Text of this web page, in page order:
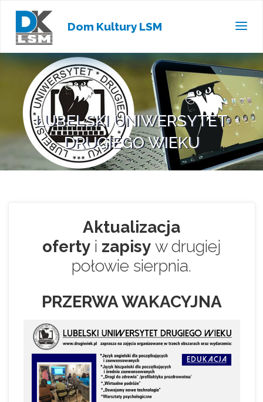
Dom Kultury LSM
LUBELSKI UNIWERSYTET
DRUGIEGO WIEKU
Aktualizacja
oferty i zapisy w drugiej
połowie sierpnia.
PRZERWA WAKACYJNA